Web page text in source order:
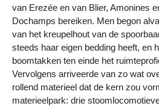
van Erezée en van Blier, Amonines
Dochamps bereiken. Men begon
van het kreupelhout van de
steeds haar eigen bedding heeft, en
boomtakken ten einde het
Vervolgens arriveerde van zo wat
rollend materieel dat de kern zou
materieelpark: drie